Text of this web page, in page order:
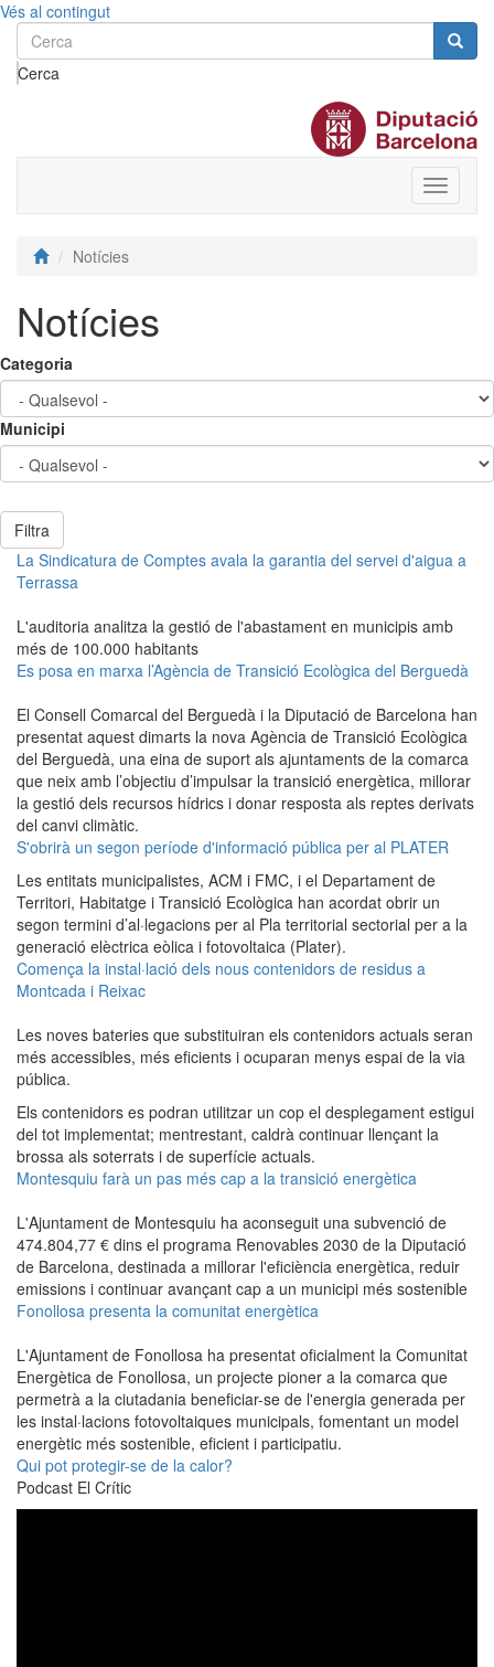
Vés al contingut
Cerca
Toggle
menu
Notícies
Notícies
Categoria
Municipi
Filtra
La Sindicatura de Comptes avala la garantia del servei d'aigua a
Terrassa
L'auditoria analitza la gestió de l'abastament en municipis amb
més de 100.000 habitants
Es posa en marxa l’Agència de Transició Ecològica del Berguedà
El Consell Comarcal del Berguedà i la Diputació de Barcelona han
presentat aquest dimarts la nova Agència de Transició Ecològica
del Berguedà, una eina de suport als ajuntaments de la comarca
que neix amb l’objectiu d’impulsar la transició energètica, millorar
la gestió dels recursos hídrics i donar resposta als reptes derivats
del canvi climàtic.
S'obrirà un segon període d'informació pública per al PLATER
Les entitats municipalistes, ACM i FMC, i el Departament de
Territori, Habitatge i Transició Ecològica han acordat obrir un
segon termini d’al·legacions per al Pla territorial sectorial per a la
generació elèctrica eòlica i fotovoltaica (Plater).
Comença la instal·lació dels nous contenidors de residus a
Montcada i Reixac
Les noves bateries que substituiran els contenidors actuals seran
més accessibles, més eficients i ocuparan menys espai de la via
pública.
Els contenidors es podran utilitzar un cop el desplegament estigui
del tot implementat; mentrestant, caldrà continuar llençant la
brossa als soterrats i de superfície actuals.
Montesquiu farà un pas més cap a la transició energètica
L'Ajuntament de Montesquiu ha aconseguit una subvenció de
474.804,77 € dins el programa Renovables 2030 de la Diputació
de Barcelona, destinada a millorar l'eficiència energètica, reduir
emissions i continuar avançant cap a un municipi més sostenible
Fonollosa presenta la comunitat energètica
L'Ajuntament de Fonollosa ha presentat oficialment la Comunitat
Energètica de Fonollosa, un projecte pioner a la comarca que
permetrà a la ciutadania beneficiar-se de l'energia generada per
les instal·lacions fotovoltaiques municipals, fomentant un model
energètic més sostenible, eficient i participatiu.
Qui pot protegir-se de la calor?
Podcast El Crític